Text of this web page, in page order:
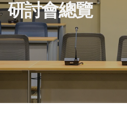
研討會總覽